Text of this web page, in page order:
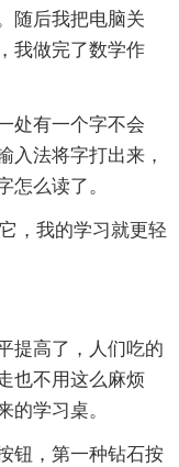
随后我把电脑关
我做完了数学作
有一个字不会
入法将字打出来，
怎么读了。
，我的学习就更轻
高了，人们吃的
也不用这么麻烦
的学习桌。
，第一种钻石按